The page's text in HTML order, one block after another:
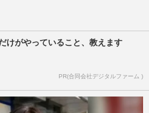
けがやっていること、教えます
PR(合同会社デジタルファーム )